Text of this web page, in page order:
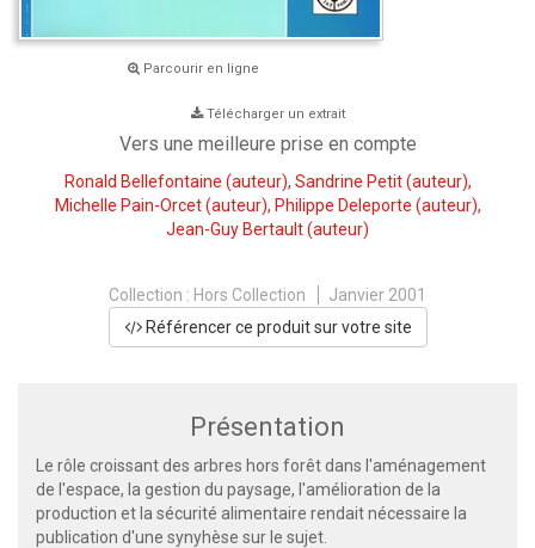
Parcourir en ligne
Télécharger un extrait
Vers une meilleure prise en compte
Ronald Bellefontaine (auteur), Sandrine Petit(auteur),
Michelle Pain-Orcet(auteur), Philippe Deleporte (auteur),
Jean-Guy Bertault(auteur)
Collection : Hors Collection
Janvier 2001
Référencer ce produit sur votre site
Présentation
Le rôle croissant des arbres hors forêt dans l'aménagement
de l'espace, la gestion du paysage, l'amélioration de la
production et la sécurité alimentaire rendait nécessaire la
publication d'une synyhèse sur le sujet.